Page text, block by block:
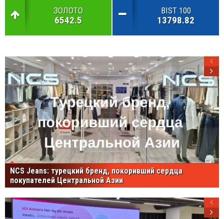
ЗОЛОТО
6542.5
BIST 100
13798.82
NCS Jeans: турецкий бренд, покоривший сердца
покупателей Центральной Азии